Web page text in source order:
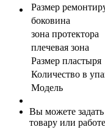
Размер
боковина
зона протектора
плечевая зона
Размер пластыря
Количество в
Модель
Вы можете
товару или